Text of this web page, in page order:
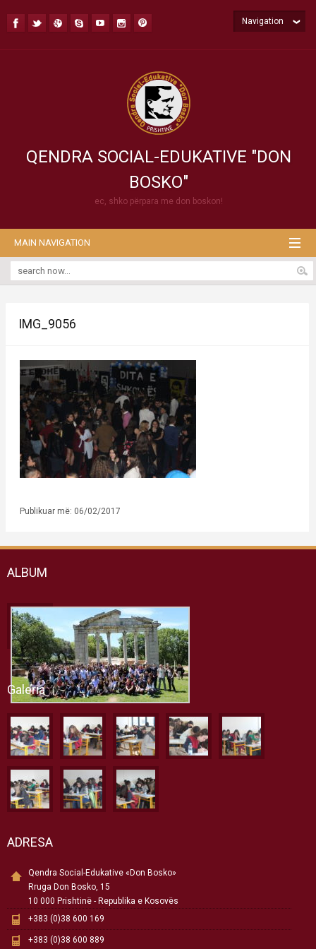
QENDRA SOCIAL-EDUKATIVE "DON
BOSKO"
ec, shko përpara me don boskon!
Navigation
MAIN NAVIGATION
IMG_9056
Publikuar më: 06/02/2017
ALBUM
Galeria
ADRESA
Qendra Social-Edukative «Don Bosko»
Rruga Don Bosko, 15
10 000 Prishtinë - Republika e Kosovës
+383 (0)38 600 169
+383 (0)38 600 889